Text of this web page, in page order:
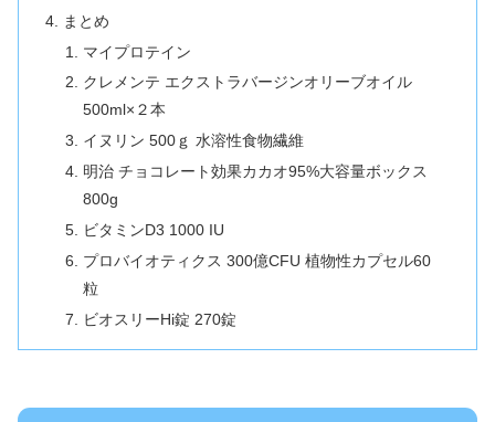
まとめ
マイプロテイン
クレメンテ エクストラバージンオリーブオイル
500ml×２本
イヌリン 500ｇ 水溶性食物繊維
明治 チョコレート効果カカオ95%大容量ボックス
800g
ビタミンD3 1000 IU
プロバイオティクス 300億CFU 植物性カプセル60
粒
ビオスリーHi錠 270錠